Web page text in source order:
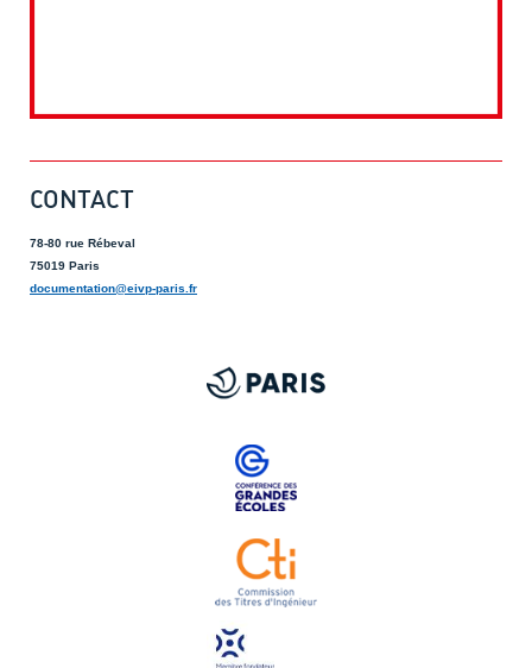
CONTACT
78-80 rue Rébeval
75019 Paris
documentation@eivp-paris.fr